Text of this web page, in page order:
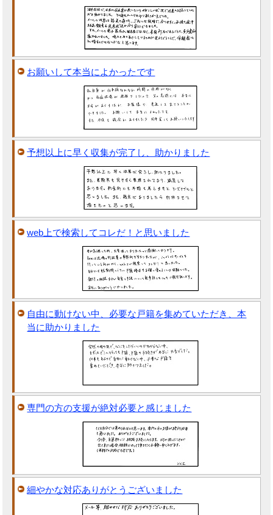
お願いして本当によかったです
予想以上に早く収集が完了し、助かりました
web上で検索してコレだ！と思いました
自由に動けない中、必要な戸籍を集めていただき、本
当に助かりました
専門の方の支援が絶対必要と感じました
細やかな対応ありがとうございました